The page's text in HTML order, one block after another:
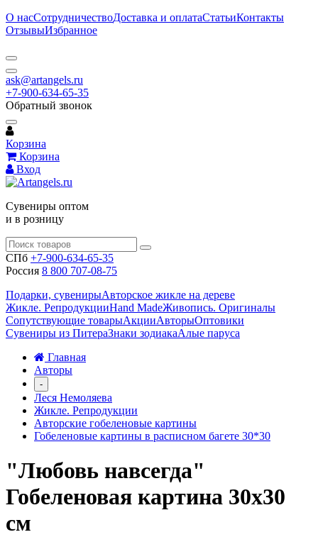
О насСотрудничествоДоставка и оплатаСтатьиКонтакты
ОтзывыИзбранное
ask@artangels.ru
+7-900-634-65-35
Обратный звонок
Корзина
Корзина
Вход
Сувениры оптом
и в розницу
СПб +7-900-634-65-35
Россия 8 800 707-08-75
Подарки, сувенирыАвторское жикле на дереве
Жикле. РепродукцииHand MadeЖивопись. Оригиналы
Сопутствующие товарыАкцииАвторыОптовики
Сувениры из ПитераЗнаки зодиакаАлые паруса
Главная
Авторы
-
Леся Немоляева
Жикле. Репродукции
Авторские гобеленовые картины
Гобеленовые картины в расписном багете 30*30
"Любовь навсегда"
Гобеленовая картина 30х30
см